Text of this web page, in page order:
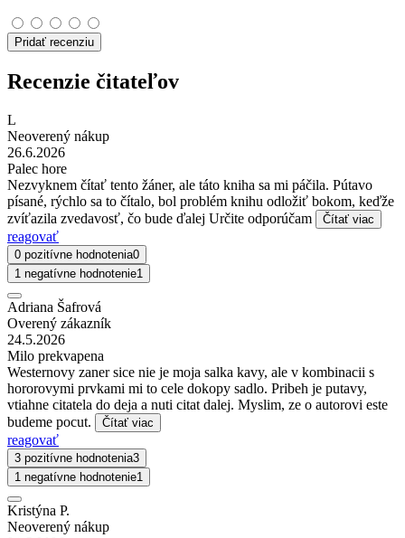
Pridať recenziu
Recenzie čitateľov
L
Neoverený nákup
26.6.2026
Palec hore
Nezvyknem čítať tento žáner, ale táto kniha sa mi páčila. Pútavo
písané, rýchlo sa to čítalo, bol problém knihu odložiť bokom, keďže
zvíťazila zvedavosť, čo bude ďalej Určite odporúčam
Čítať viac
reagovať
0 pozitívne hodnotenia0
1 negatívne hodnotenie1
Adriana Šafrová
Overený zákazník
24.5.2026
Milo prekvapena
Westernovy zaner sice nie je moja salka kavy, ale v kombinacii s
hororovymi prvkami mi to cele dokopy sadlo. Pribeh je putavy,
vtiahne citatela do deja a nuti citat dalej. Myslim, ze o autorovi este
budeme pocut.
Čítať viac
reagovať
3 pozitívne hodnotenia3
1 negatívne hodnotenie1
Kristýna P.
Neoverený nákup